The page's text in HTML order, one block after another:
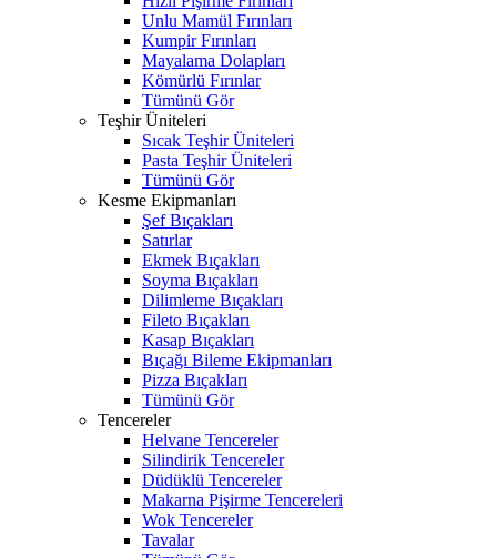
Unlu Mamül Fırınları
Kumpir Fırınları
Mayalama Dolapları
Kömürlü Fırınlar
Tümünü Gör
Teşhir Üniteleri
Sıcak Teşhir Üniteleri
Pasta Teşhir Üniteleri
Tümünü Gör
Kesme Ekipmanları
Şef Bıçakları
Satırlar
Ekmek Bıçakları
Soyma Bıçakları
Dilimleme Bıçakları
Fileto Bıçakları
Kasap Bıçakları
Bıçağı Bileme Ekipmanları
Pizza Bıçakları
Tümünü Gör
Tencereler
Helvane Tencereler
Silindirik Tencereler
Düdüklü Tencereler
Makarna Pişirme Tencereleri
Wok Tencereler
Tavalar